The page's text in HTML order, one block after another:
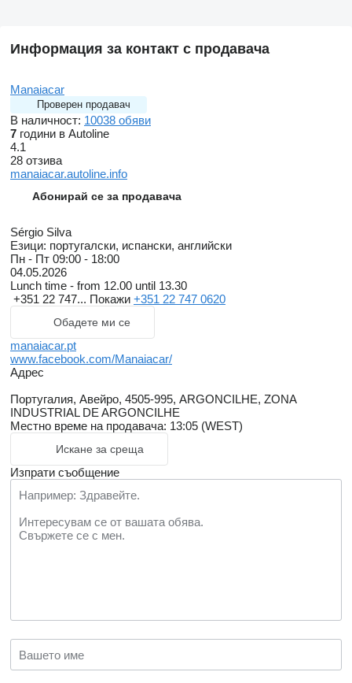
Информация за контакт с продавача
Manaiacar
Проверен продавач
В наличност: 10038 обяви
7 години в Autoline
4.1
28 отзива
manaiacar.autoline.info
Абонирай се за продавача
Sérgio Silva
Езици: португалски, испански, английски
Пн - Пт 09:00 - 18:00
04.05.2026
Lunch time - from 12.00 until 13.30
+351 22 747... Покажи +351 22 747 0620
Обадете ми се
manaiacar.pt
www.facebook.com/Manaiacar/
Адрес
Португалия, Авейро, 4505-995, ARGONCILHE, ZONA
INDUSTRIAL DE ARGONCILHE
Местно време на продавача: 13:05 (WEST)
Искане за среща
Изпрати съобщение